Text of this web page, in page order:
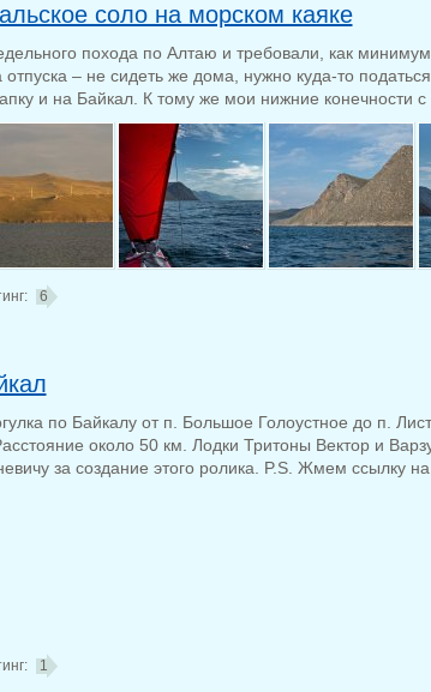
соло на морском каяке
похода по Алтаю и требовали, как
– не сидеть же дома, нужно куда-то
и на Байкал. К тому же мои нижние конечности с
6
по Байкалу от п. Большое Голоустное до п.
около 50 км. Лодки Тритоны Вектор и
за создание этого ролика. P.S. Жмем ссылку на
1